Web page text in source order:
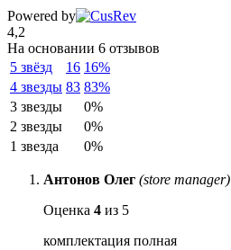
Powered by
4,2
На основании 6 отзывов
5 звёзд
16 16%
4 звезды 83 83%
3 звезды
0%
2 звезды
0%
1 звезда
0%
Антонов Олег (store manager)
Оценка 4 из 5
комплектация полная